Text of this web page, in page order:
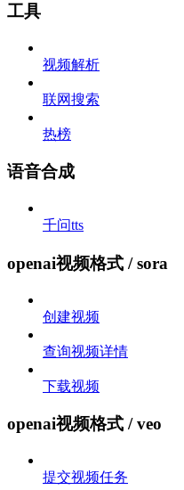
工具
视频解析
联网搜索
热榜
语音合成
千问tts
openai视频格式 / sora
创建视频
查询视频详情
下载视频
openai视频格式 / veo
提交视频任务